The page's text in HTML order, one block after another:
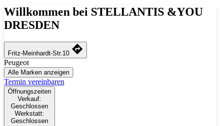
Willkommen bei STELLANTIS &YOU
DRESDEN
Fritz-Meinhardt-Str.10
Peugeot
Alle Marken anzeigen
Termin vereinbaren
Öffnungszeiten
Verkauf:
Geschlossen
Werkstatt:
Geschlossen